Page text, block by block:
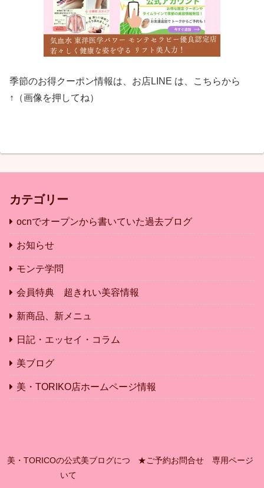
季節のお得クーポン情報は、お店LINE は、こちらから
↑（画像を押してね）
カテゴリー
ocnでオープンから書いていた過去ブログ
お知らせ
モンテ学問
会員特典 超きれい美容情報
新商品、新メニュ
日記・エッセイ・コラム
美ブログ
美・TORIKO店ホームページ情報
美・TORICOの公式美ブログにつ
いて
★ご予約お問合せ 専用ページ